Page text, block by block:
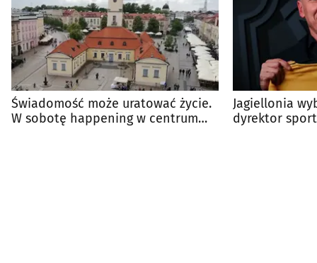
Świadomość może uratować życie.
W sobotę happening w centrum
Jagiellonia
dyrektor